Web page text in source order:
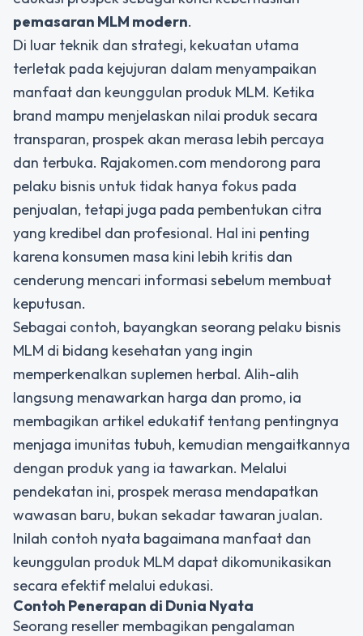
pemasaran MLM modern.
Di luar teknik dan strategi, kekuatan utama
terletak pada kejujuran dalam menyampaikan
manfaat dan keunggulan produk MLM. Ketika
brand mampu menjelaskan nilai produk secara
transparan, prospek akan merasa lebih percaya
dan terbuka. Rajakomen.com mendorong para
pelaku bisnis untuk tidak hanya fokus pada
penjualan, tetapi juga pada pembentukan citra
yang kredibel dan profesional. Hal ini penting
karena konsumen masa kini lebih kritis dan
cenderung mencari informasi sebelum membuat
keputusan.
Sebagai contoh, bayangkan seorang pelaku bisnis
MLM di bidang kesehatan yang ingin
memperkenalkan suplemen herbal. Alih-alih
langsung menawarkan harga dan promo, ia
membagikan artikel edukatif tentang pentingnya
menjaga imunitas tubuh, kemudian mengaitkannya
dengan produk yang ia tawarkan. Melalui
pendekatan ini, prospek merasa mendapatkan
wawasan baru, bukan sekadar tawaran jualan.
Inilah contoh nyata bagaimana manfaat dan
keunggulan produk MLM dapat dikomunikasikan
secara efektif melalui edukasi.
Contoh Penerapan di Dunia Nyata
Seorang reseller membagikan pengalaman